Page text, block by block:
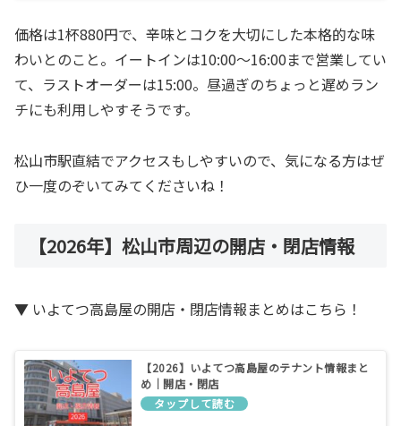
価格は1杯880円で、辛味とコクを大切にした本格的な味
わいとのこと。イートインは10:00〜16:00まで営業してい
て、ラストオーダーは15:00。昼過ぎのちょっと遅めラン
チにも利用しやすそうです。
松山市駅直結でアクセスもしやすいので、気になる方はぜ
ひ一度のぞいてみてくださいね！
【2026年】松山市周辺の開店・閉店情報
▼ いよてつ高島屋の開店・閉店情報まとめはこちら！
【2026】いよてつ高島屋のテナント情報まと
め｜開店・閉店